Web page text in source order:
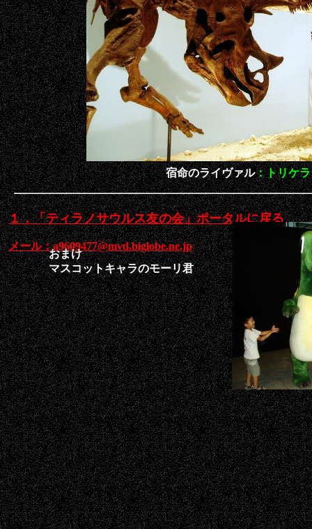
宿命のライヴァル：トリケ
１．「ティラノサウルス友の会」ポータルに戻る
メール：a9609477@mvd.biglobe.ne.jp
おまけ
マスコットキャラのモーリ君